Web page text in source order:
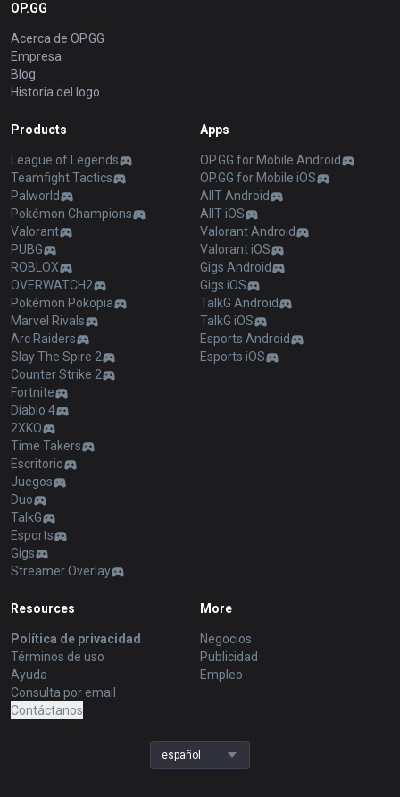
OP.GG
Acerca de OP.GG
Empresa
Blog
Historia del logo
Products
League of Legends
Teamfight Tactics
Palworld
Pokémon Champions
Valorant
PUBG
ROBLOX
OVERWATCH2
Pokémon Pokopia
Marvel Rivals
Arc Raiders
Slay The Spire 2
Counter Strike 2
Fortnite
Diablo 4
2XKO
Time Takers
Escritorio
Juegos
Duo
TalkG
Esports
Gigs
Streamer Overlay
Apps
OP.GG for Mobile Android
OP.GG for Mobile iOS
AllT Android
AllT iOS
Valorant Android
Valorant iOS
Gigs Android
Gigs iOS
TalkG Android
TalkG iOS
Esports Android
Esports iOS
Resources
Política de privacidad
Términos de uso
Ayuda
Consulta por email
Contáctanos
More
Negocios
Publicidad
Empleo
español